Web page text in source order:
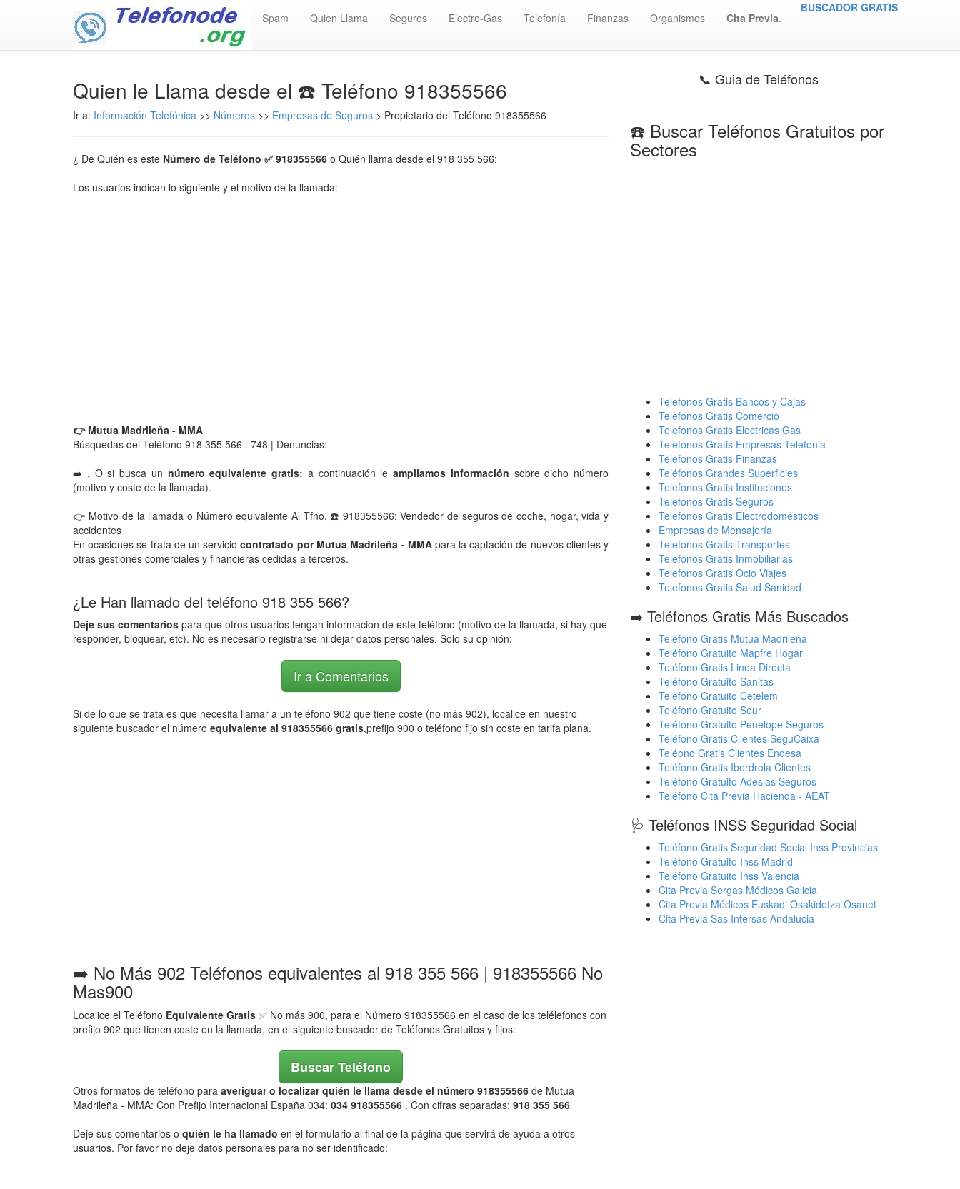
Spam Quien Llama Seguros Electro-Gas Telefonía Finanzas Organismos Cita Previa.
BUSCADOR GRATIS
Quien le Llama desde el ☎️ Teléfono 918355566
Ir a: Información Telefónica >> Números >> Empresas de Seguros > Propietario del Teléfono 918355566
¿ De Quién es este Número de Teléfono ✅ 918355566 o Quién llama desde el 918 355 566:
Los usuarios indican lo siguiente y el motivo de la llamada:
👉 Mutua Madrileña - MMA
Búsquedas del Teléfono 918 355 566 : 748 | Denuncias:
➡️ . O si busca un número equivalente gratis: a continuación le ampliamos información sobre dicho número
(motivo y coste de la llamada).
👉 Motivo de la llamada o Número equivalente Al Tfno. ☎️ 918355566: Vendedor de seguros de coche, hogar, vida y
accidentes
En ocasiones se trata de un serviciocontratado por Mutua Madrileña - MMA para la captación de nuevos clientes y
otras gestiones comerciales y financieras cedidas a terceros.
¿Le Han llamado del teléfono 918 355 566?
Deje sus comentarios para que otros usuarios tengan información de este teléfono (motivo de la llamada, si hay que
responder, bloquear, etc). No es necesario registrarse ni dejar datos personales. Solo su opinión:
Ir a Comentarios
Si de lo que se trata es que necesita llamar a un teléfono 902 que tiene coste (no más 902), localice en nuestro
siguiente buscador el número equivalente al 918355566 gratis,prefijo 900 o teléfono fijo sin coste en tarifa plana.
➡️ No Más 902 Teléfonos equivalentes al 918 355 566 | 918355566 No
Mas900
Localice el Teléfono Equivalente Gratis ✅ No más 900, para el Número 918355566 en el caso de los telélefonos con
prefijo 902 que tienen coste en la llamada, en el siguiente buscador de Teléfonos Gratuitos y fijos:
Buscar Teléfono
Otros formatos de teléfono para averiguar o localizar quién le llama desde el número 918355566 de Mutua
Madrileña - MMA: Con Prefijo Internacional España 034: 034 918355566 . Con cifras separadas: 918 355 566
Deje sus comentarios o quién le ha llamado en el formulario al final de la página que servirá de ayuda a otros
usuarios. Por favor no deje datos personales para no ser identificado:
📞 Guia de Teléfonos
☎️ Buscar Teléfonos Gratuitos por
Sectores
Telefonos Gratis Bancos y Cajas
Telefonos Gratis Comercio
Telefonos Gratis Electricas Gas
Telefonos Gratis Empresas Telefonia
Telefonos Gratis Finanzas
Teléfonos Grandes Superficies
Telefonos Gratis Instituciones
Telefonos Gratis Seguros
Telefonos Gratis Electrodomésticos
Empresas de Mensajería
Telefonos Gratis Transportes
Telefonos Gratis Inmobiliarias
Telefonos Gratis Ocio Viajes
Telefonos Gratis Salud Sanidad
➡️ Teléfonos Gratis Más Buscados
Teléfono Gratis Mutua Madrileña
Teléfono Gratuito Mapfre Hogar
Teléfono Gratis Linea Directa
Teléfono Gratuito Sanitas
Teléfono Gratuito Cetelem
Teléfono Gratuito Seur
Teléfono Gratuito Penelope Seguros
Teléfono Gratis Clientes SeguCaixa
Teléono Gratis Clientes Endesa
Teléfono Gratis Iberdrola Clientes
Teléfono Gratuito Adeslas Seguros
Teléfono Cita Previa Hacienda - AEAT
🩺 Teléfonos INSS Seguridad Social
Teléfono Gratis Seguridad Social Inss Provincias
Teléfono Gratuito Inss Madrid
Teléfono Gratuito Inss Valencia
Cita Previa Sergas Médicos Galicia
Cita Previa Médicos Euskadi Osakidetza Osanet
Cita Previa Sas Intersas Andalucia